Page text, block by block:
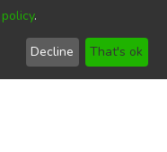
| Acreditada por el
33-CACES-2020
.
Decline That's ok